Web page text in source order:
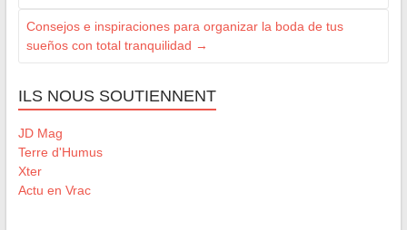
Consejos e inspiraciones para organizar la boda de tus
sueños con total tranquilidad →
ILS NOUS SOUTIENNENT
JD Mag
Terre d'Humus
Xter
Actu en Vrac